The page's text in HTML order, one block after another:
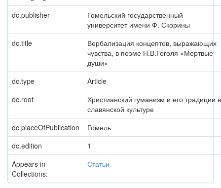
dc.publisher
Гомельский государственный
университет имени Ф. Скорины
dc.title
Вербализация концептов, выражающих
чувства, в поэме Н.В.Гоголя «Мертвые
души»
dc.type
Article
dc.root
Христианский гуманизм и его традиции в
славянской культуре
dc.placeOfPublication
Гомель
dc.edition
1
Appears in
Collections:
Статьи